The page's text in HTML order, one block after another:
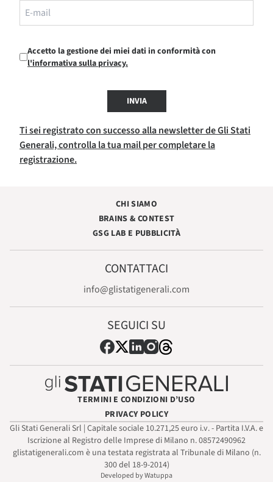
Accetto la gestione dei miei dati in conformità con
l'informativa sulla privacy.
INVIA
Ti sei registrato con successo alla newsletter de Gli Stati
Generali, controlla la tua mail per completare la
registrazione.
CHI SIAMO
BRAINS & CONTEST
GSG LAB E PUBBLICITÀ
CONTATTACI
info@glistatigenerali.com
SEGUICI SU
TERMINI E CONDIZIONI D’USO
PRIVACY POLICY
Gli Stati Generali Srl | Capitale sociale 10.271,25 euro i.v. - Partita I.V.A. e
Iscrizione al Registro delle Imprese di Milano n. 08572490962
glistatigenerali.com è una testata registrata al Tribunale di Milano (n.
300 del 18-9-2014)
Developed by Watuppa